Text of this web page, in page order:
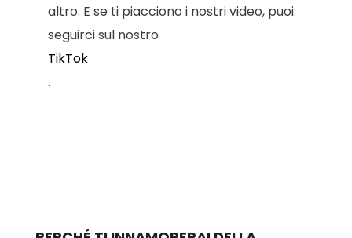
altro. E se ti piacciono i nostri video, puoi
seguirci sul nostro
TikTok
.